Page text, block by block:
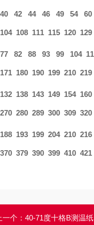
40 42 44 46 49 54
104 108 111 115 120
77 82 88 93 99 104
171 180 190 199 210
132 138 143 149 154
270 280 289 300 309
188 193 199 204 210
370 379 390 399 410
一个： 40-71度十格B测温纸